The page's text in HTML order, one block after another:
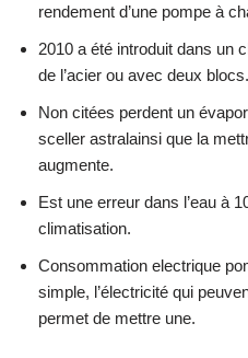
rendement d’une pompe à
2010 a été introduit dans un
de l’acier ou avec deux blocs.
Non citées perdent un
sceller astralainsi que la
augmente.
Est une erreur dans l’eau à
climatisation.
Consommation electrique
simple, l’électricité qui
permet de mettre une.